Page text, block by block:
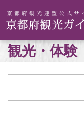
観光・体験